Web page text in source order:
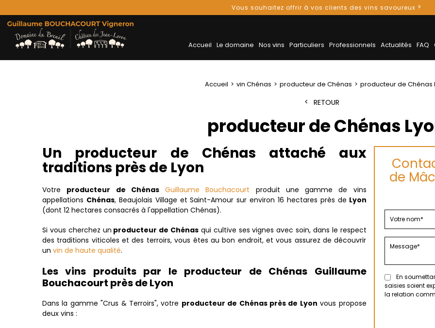
Vous souhaitez offrir à vos clients des vins savoureux ?
Accueil Le domaine Nos vins Particuliers Professionnels Actualités FAQ
Accueil vin Chénas producteur de Chénas producteur de Chénas
RETOUR
producteur de Chénas
Un producteur de Chénas attaché aux
traditions près de Lyon
Votre producteur de Chénas Guillaume Bouchacourt produit une gamme de vins
appellations Chénas, Beaujolais Village et Saint-Amour sur environ 16 hectares près de Lyon
(dont 12 hectares consacrés à l'appellation Chénas).
Si vous cherchez un producteur de Chénas qui cultive ses vignes avec soin, dans le respect
des traditions viticoles et des terroirs, vous êtes au bon endroit, et vous assurez de découvrir
un vin de haute qualité.
Les vins produits par le producteur de Chénas Guillaume
Bouchacourt près de Lyon
Dans la gamme "Crus & Terroirs", votre producteur de Chénas près de Lyon vous propose
deux vins :
de
En
saisies soient
la relation